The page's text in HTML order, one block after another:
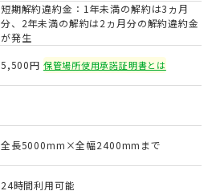
短期解約違約金：1年未満の解約は3ヵ月
分、2年未満の解約は2ヵ月分の解約違約金
が発生
5,500円 保管場所使用承諾証明書とは
全長5000mm×全幅2400mmまで
24時間利用可能